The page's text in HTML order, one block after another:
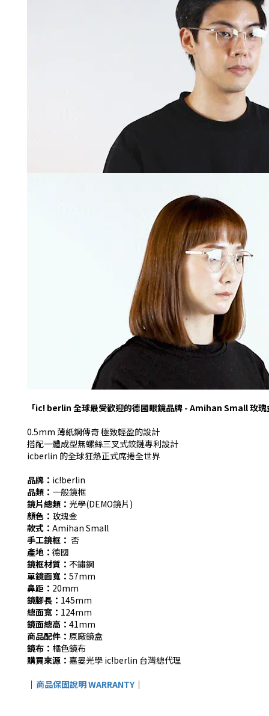
「ic! berlin 全球最受歡迎的德國眼鏡品牌 - Amihan Small 玫瑰
0.5mm 薄紙鋼傳奇 極致輕盈的設計
搭配一體成型無螺絲三叉式鉸鏈專利設計
icberlin 的全球狂熱正式席捲全世界
品牌： ic!berlin
品類： 一般鏡框
鏡片總類： 光學(DEMO鏡片)
顏色： 玫瑰金
款式： Amihan Small
手工鏡框： 否
產地： 德國
鏡框材質： 不鏽鋼
單鏡面寬： 57mm
鼻距： 20mm
鏡腳長： 145mm
總面寬： 124mm
鏡面總高： 41mm
商品配件： 原廠鏡盒
鏡布： 橘色鏡布
購買來源： 嘉晏光學 ic!berlin 台灣總代理
｜ 商品保固說明 WARRANTY ｜